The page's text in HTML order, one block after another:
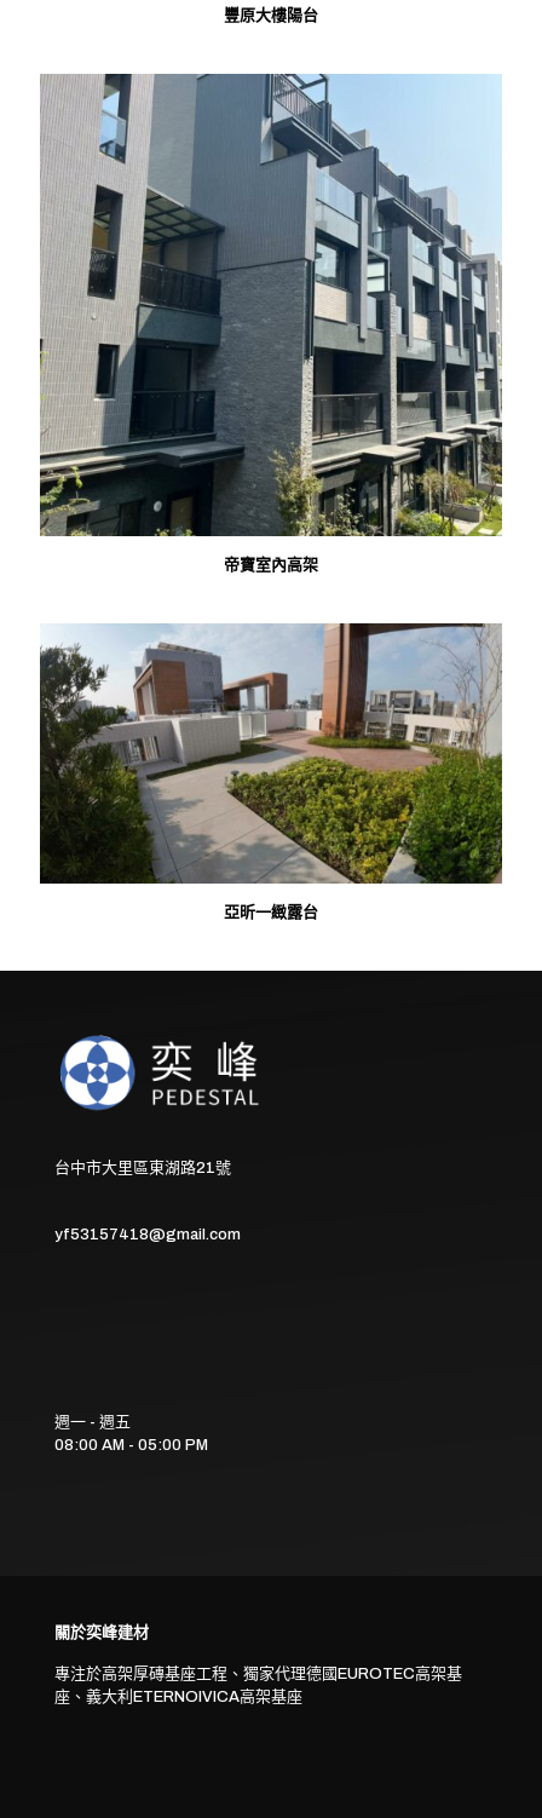
豐原大樓陽台
帝寶室內高架
亞昕一緻露台
台中市大里區東湖路21號
yf53157418@gmail.com
週一 - 週五
08:00 AM - 05:00 PM
關於奕峰建材
專注於高架厚磚基座工程、獨家代理德國EUROTEC高架基
座、義大利ETERNOIVICA高架基座